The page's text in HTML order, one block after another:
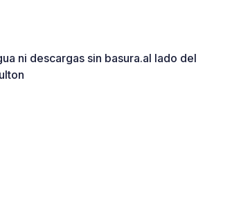
ni descargas sin basura.al lado del